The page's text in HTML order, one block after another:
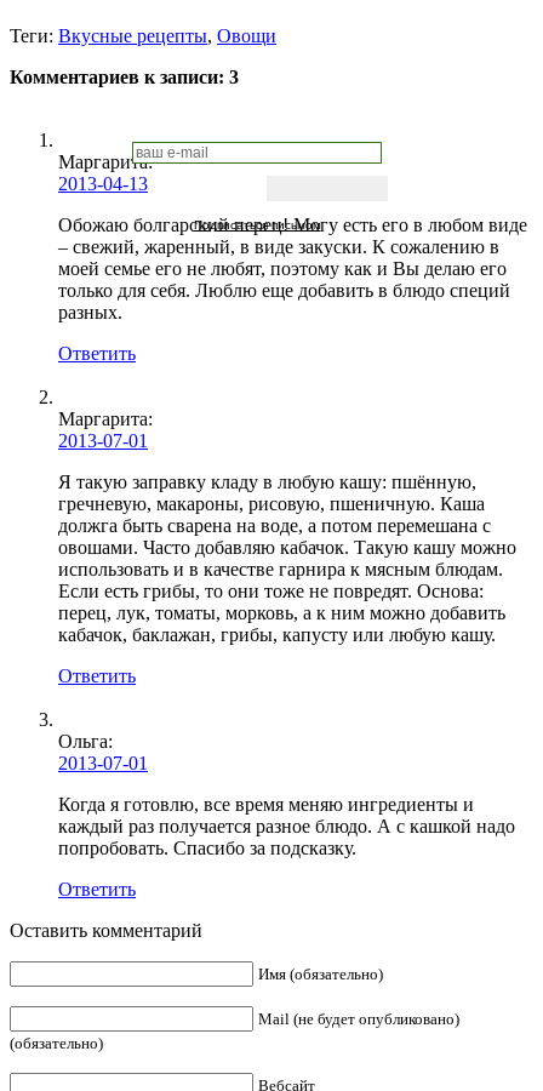
Подписаться письмом
Теги: Вкусные рецепты, Овощи
Комментариев к записи: 3
Маргарита:
2013-04-13
Обожаю болгарский перец! Могу есть его в любом виде
– свежий, жаренный, в виде закуски. К сожалению в
моей семье его не любят, поэтому как и Вы делаю его
только для себя. Люблю еще добавить в блюдо специй
разных.
Ответить
Маргарита:
2013-07-01
Я такую заправку кладу в любую кашу: пшённую,
гречневую, макароны, рисовую, пшеничную. Каша
должга быть сварена на воде, а потом перемешана с
овошами. Часто добавляю кабачок. Такую кашу можно
использовать и в качестве гарнира к мясным блюдам.
Если есть грибы, то они тоже не повредят. Основа:
перец, лук, томаты, морковь, а к ним можно добавить
кабачок, баклажан, грибы, капусту или любую кашу.
Ответить
Ольга:
2013-07-01
Когда я готовлю, все время меняю ингредиенты и
каждый раз получается разное блюдо. А с кашкой надо
попробовать. Спасибо за подсказку.
Ответить
Оставить комментарий
Имя (обязательно)
Mail (не будет опубликовано)
(обязательно)
Вебсайт